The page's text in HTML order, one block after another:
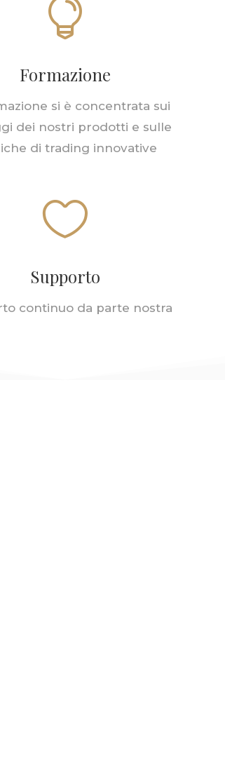

Formazione
si è concentrata sui
dei nostri prodotti e sulle
di trading innovative

Supporto
continuo da parte nostra